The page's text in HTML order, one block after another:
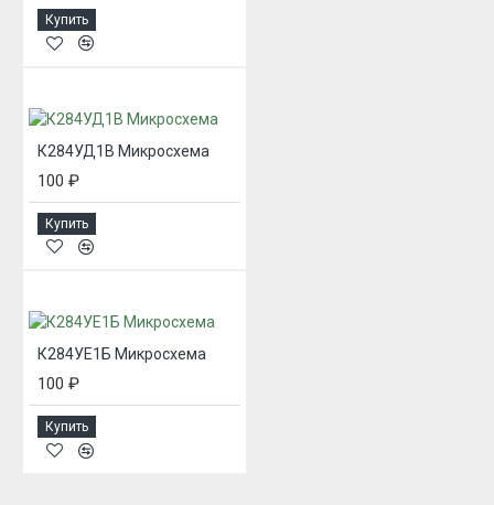
Купить
К284УД1В Микросхема
100 ₽
Купить
К284УЕ1Б Микросхема
100 ₽
Купить